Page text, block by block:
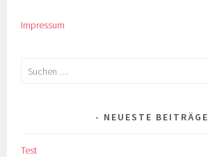
Impressum
Suchen
NEUESTE BEITRÄGE
Test